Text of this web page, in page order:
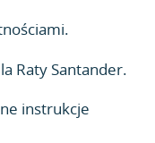
Raty Santander.
instrukcje